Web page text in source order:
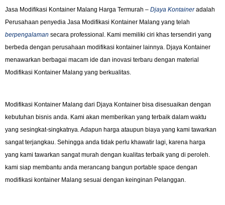
Jasa Modifikasi Kontainer Malang Harga Termurah – Djaya Kontaineradalah
Perusahaan penyedia Jasa Modifikasi Kontainer Malang yang telah
berpengalaman secara professional. Kami memiliki ciri khas tersendiri yang
berbeda dengan perusahaan modifikasi kontainer lainnya. Djaya Kontainer
menawarkan berbagai macam ide dan inovasi terbaru dengan material
Modifikasi Kontainer Malang yang berkualitas.
Modifikasi Kontainer Malang dari Djaya Kontainer bisa disesuaikan dengan
kebutuhan bisnis anda. Kami akan memberikan yang terbaik dalam waktu
yang sesingkat-singkatnya. Adapun harga ataupun biaya yang kami tawarkan
sangat terjangkau. Sehingga anda tidak perlu khawatir lagi, karena harga
yang kami tawarkan sangat murah dengan kualitas terbaik yang di peroleh.
kami siap membantu anda merancang bangun portable space dengan
modifikasi kontainer Malang sesuai dengan keinginan Pelanggan.